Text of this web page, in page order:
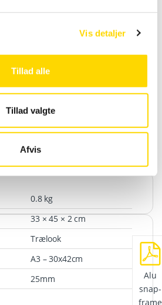
Vis detaljer
Tillad alle
Tillad valgte
Afvis
5751
,Snaprammer og
0.8 kg
33 × 45 × 2 cm
Trælook
A3 – 30x42cm
25mm
Alu
snap-
frame